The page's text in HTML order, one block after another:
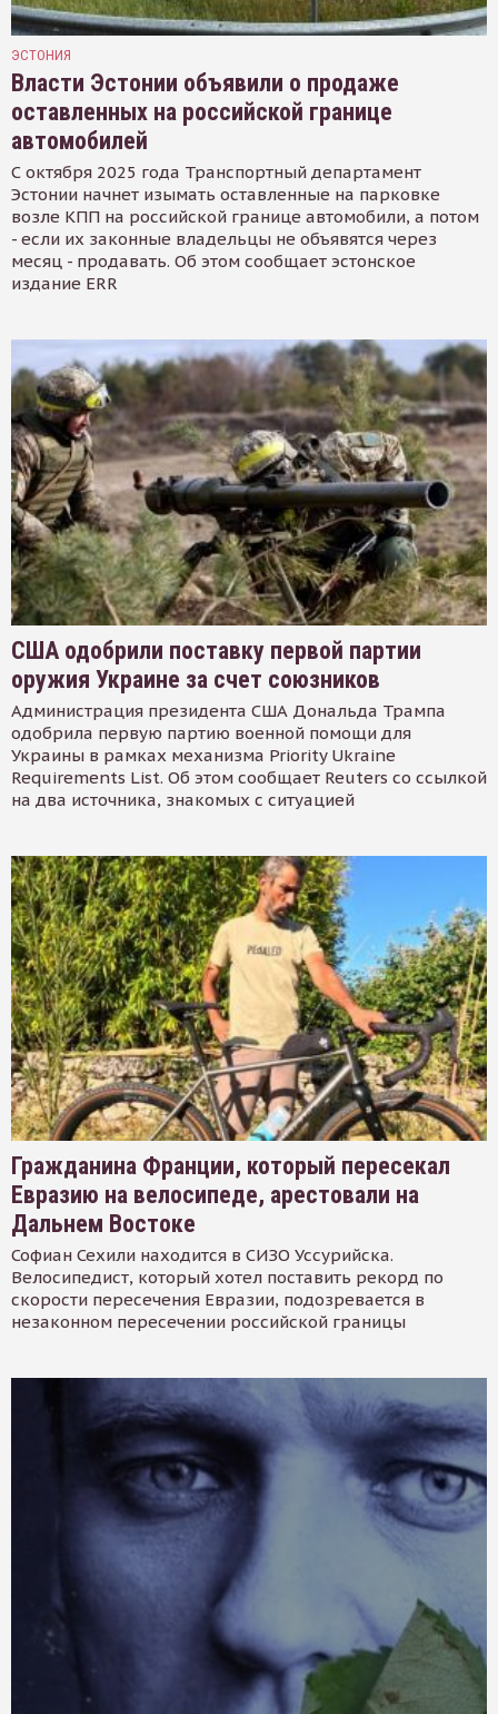
ЭСТОНИЯ
Власти Эстонии объявили о продаже
оставленных на российской границе
автомобилей
С октября 2025 года Транспортный департамент
Эстонии начнет изымать оставленные на парковке
возле КПП на российской границе автомобили, а потом
- если их законные владельцы не объявятся через
месяц - продавать. Об этом сообщает эстонское
издание ERR
США одобрили поставку первой партии
оружия Украине за счет союзников
Администрация президента США Дональда Трампа
одобрила первую партию военной помощи для
Украины в рамках механизма Priority Ukraine
Requirements List. Об этом сообщает Reuters со ссылкой
на два источника, знакомых с ситуацией
Гражданина Франции, который пересекал
Евразию на велосипеде, арестовали на
Дальнем Востоке
Софиан Сехили находится в СИЗО Уссурийска.
Велосипедист, который хотел поставить рекорд по
скорости пересечения Евразии, подозревается в
незаконном пересечении российской границы